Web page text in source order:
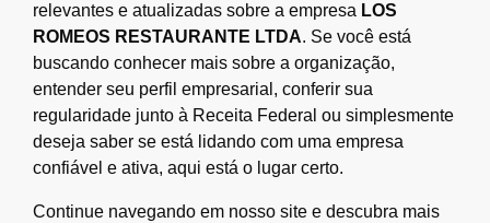
relevantes e atualizadas sobre a empresa LOS
ROMEOS RESTAURANTE LTDA. Se você está
buscando conhecer mais sobre a organização,
entender seu perfil empresarial, conferir sua
regularidade junto à Receita Federal ou simplesmente
deseja saber se está lidando com uma empresa
confiável e ativa, aqui está o lugar certo.
Continue navegando em nosso site e descubra mais